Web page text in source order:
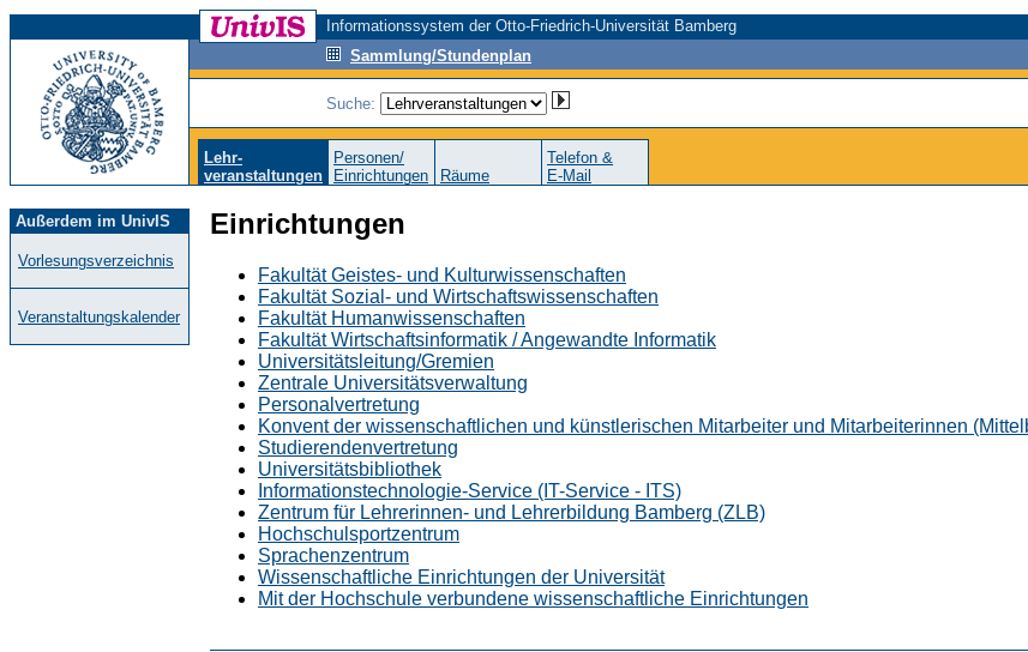
Informationssystem der Otto-Friedrich-Universität Bamberg
Sammlung/Stundenplan
Suche:
Lehr-
veranstaltungen
Personen/
Einrichtungen
Räume
Telefon &
E-Mail
Außerdem im UnivIS
Vorlesungsverzeichnis
Veranstaltungskalender
Einrichtungen
Fakultät Geistes- und Kulturwissenschaften
Fakultät Sozial- und Wirtschaftswissenschaften
Fakultät Humanwissenschaften
Fakultät Wirtschaftsinformatik / Angewandte Informatik
Universitätsleitung/Gremien
Zentrale Universitätsverwaltung
Personalvertretung
Konvent der wissenschaftlichen und künstlerischen Mitarbeiter und Mitarbeiterinnen
Studierendenvertretung
Universitätsbibliothek
Informationstechnologie-Service (IT-Service - ITS)
Zentrum für Lehrerinnen- und Lehrerbildung Bamberg (ZLB)
Hochschulsportzentrum
Sprachenzentrum
Wissenschaftliche Einrichtungen der Universität
Mit der Hochschule verbundene wissenschaftliche Einrichtungen